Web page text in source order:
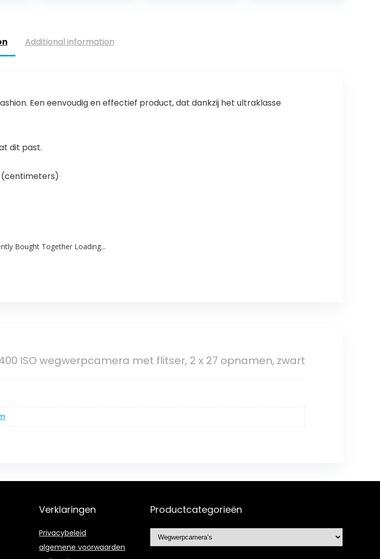
Additional information
Een eenvoudig en effectief product, dat dankzij het ultraklasse
dit past.
(centimeters)
Bought Together Loading...
ISO wegwerpcamera met flitser, 2 x 27 opnamen, zwart
Verklaringen
Privacybeleid
algemene voorwaarden
Productcategorieën